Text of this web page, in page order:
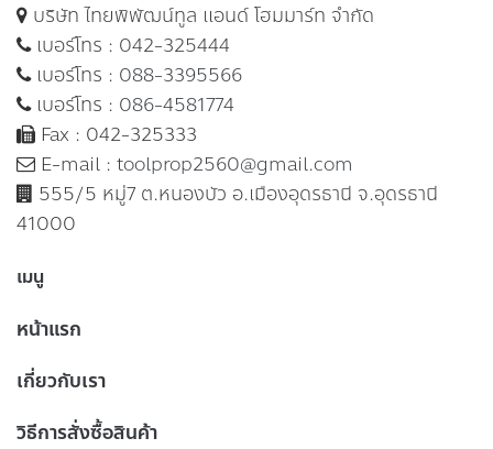
บริษัท ไทยพิพัฒน์ทูล แอนด์ โฮมมาร์ท จำกัด
เบอร์โทร : 042-325444
เบอร์โทร : 088-3395566
เบอร์โทร : 086-4581774
Fax : 042-325333
E-mail : toolprop2560@gmail.com
555/5 หมู่7 ต.หนองบัว อ.เมืองอุดรธานี จ.อุดรธานี
41000
เมนู
หน้าแรก
เกี่ยวกับเรา
วิธีการสั่งซื้อสินค้า